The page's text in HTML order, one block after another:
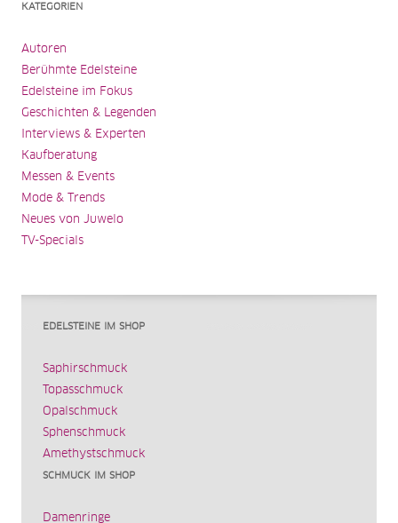
KATEGORIEN
Autoren
Berühmte Edelsteine
Edelsteine im Fokus
Geschichten & Legenden
Interviews & Experten
Kaufberatung
Messen & Events
Mode & Trends
Neues von Juwelo
TV-Specials
EDELSTEINE IM SHOP
Saphirschmuck
Topasschmuck
Opalschmuck
Sphenschmuck
Amethystschmuck
SCHMUCK IM SHOP
Damenringe